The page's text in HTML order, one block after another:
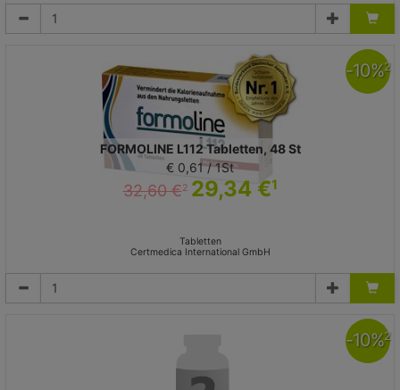
FORMOLINE L112 Tabletten, 48 St
€ 0,61 / 1St
32,60 €2 29,34 €1
Tabletten
Certmedica International GmbH
-10%2
-10%2